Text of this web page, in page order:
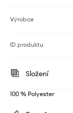
Výrobce
ID produktu
Složení
100 % Polyester